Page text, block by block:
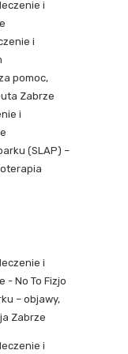
i
i
pomoc,
Zabrze
i
(SLAP) –
i
- No To Fizjo
– objawy,
Zabrze
i